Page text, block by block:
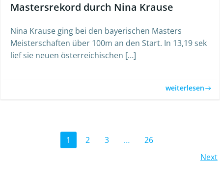
Mastersrekord durch Nina Krause
Nina Krause ging bei den bayerischen Masters
Meisterschaften über 100m an den Start. In 13,19 sek
lief sie neuen österreichischen […]
weiterlesen
Page
1 Page
2 Page
3 … Page
26
Next